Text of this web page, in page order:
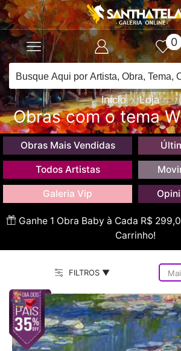
0
Início Loja
Obras com o tema
Obras Mais Vendidas
Todos Artistas
Galeria Vip
Ganhe 1 Obra Baby à Cada R$
Carrinho!
FILTROS ▼